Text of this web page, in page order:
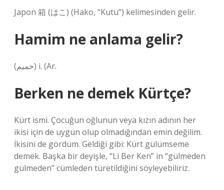
Japon 箱 (はこ) (Hako, “Kutu”) kelimesinden gelir.
Hamim ne anlama gelir?
(ﺣﻤﻴﻢ) i. (Ar.
Berken ne demek Kürtçe?
Kürt ismi. Çocuğun oğlunun veya kızın adının her
ikisi için de uygun olup olmadığından emin değilim.
İkisini de gördüm. Geldiği gibi: Kürt gülümseme
demek. Başka bir deyişle, “Li Ber Ken” in “gülmeden
gülmeden” cümleden türetildiğini söyleyebiliriz.